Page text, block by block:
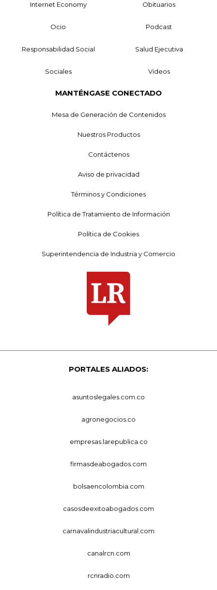
Internet Economy Obituarios
Ocio Podcast
Responsabilidad Social Salud Ejecutiva
Sociales Videos
MANTÉNGASE CONECTADO
Mesa de Generación de Contenidos
Nuestros Productos
Contáctenos
Aviso de privacidad
Términos y Condiciones
Política de Tratamiento de Información
Política de Cookies
Superintendencia de Industria y Comercio
PORTALES ALIADOS:
asuntoslegales.com.co
agronegocios.co
empresas.larepublica.co
firmasdeabogados.com
bolsaencolombia.com
casosdeexitoabogados.com
carnavalindustriacultural.com
canalrcn.com
rcnradio.com